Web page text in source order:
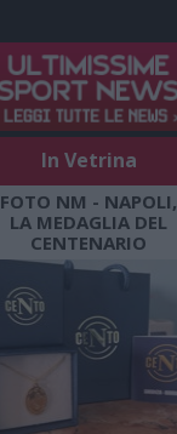
In Vetrina
FOTO NM - NAPOLI,
LA MEDAGLIA DEL
CENTENARIO